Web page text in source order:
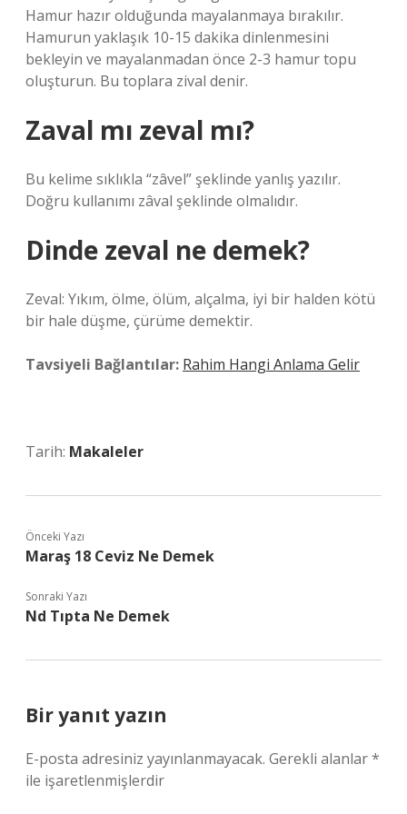
Hamur hazır olduğunda mayalanmaya bırakılır.
Hamurun yaklaşık 10-15 dakika dinlenmesini
bekleyin ve mayalanmadan önce 2-3 hamur topu
oluşturun. Bu toplara zival denir.
Zaval mı zeval mı?
Bu kelime sıklıkla “zâvel” şeklinde yanlış yazılır.
Doğru kullanımı zâval şeklinde olmalıdır.
Dinde zeval ne demek?
Zeval: Yıkım, ölme, ölüm, alçalma, iyi bir halden kötü
bir hale düşme, çürüme demektir.
Tavsiyeli Bağlantılar: Rahim Hangi Anlama Gelir
Tarih: Makaleler
Önceki Yazı
Maraş 18 Ceviz Ne Demek
Sonraki Yazı
Nd Tıpta Ne Demek
Bir yanıt yazın
E-posta adresiniz yayınlanmayacak. Gerekli alanlar*
ile işaretlenmişlerdir